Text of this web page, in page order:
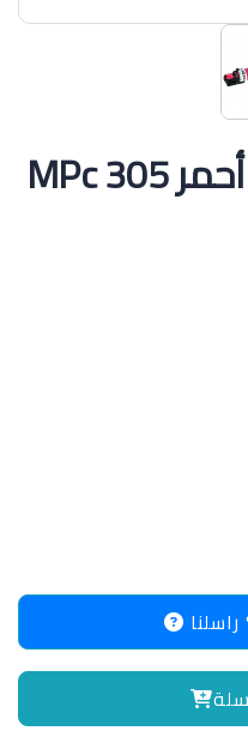
خرطوشة حبر ريكو أحمر MPc 305